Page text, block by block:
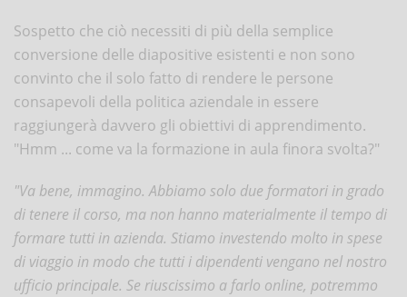
Sospetto che ciò necessiti di più della semplice
conversione delle diapositive esistenti e non sono
convinto che il solo fatto di rendere le persone
consapevoli della politica aziendale in essere
raggiungerà davvero gli obiettivi di apprendimento.
"Hmm ... come va la formazione in aula finora svolta?"
"Va bene, immagino. Abbiamo solo due formatori in grado
di tenere il corso, ma non hanno materialmente il tempo di
formare tutti in azienda. Stiamo investendo molto in spese
di viaggio in modo che tutti i dipendenti vengano nel nostro
ufficio principale. Se riuscissimo a farlo online, potremmo